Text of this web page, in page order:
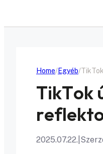
Home Egyéb
TikTok
2025.07.22.